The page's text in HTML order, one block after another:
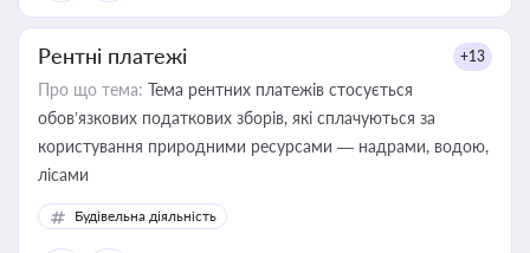
Рентні платежі +13
Про що тема: Тема рентних платежів стосується
обов’язкових податкових зборів, які сплачуються за
користування природними ресурсами — надрами, водою,
лісами
Будівельна діяльність